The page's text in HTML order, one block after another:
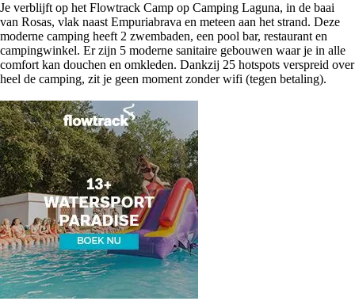
Je verblijft op het Flowtrack Camp op Camping Laguna, in de baai
van Rosas, vlak naast Empuriabrava en meteen aan het strand. Deze
moderne camping heeft 2 zwembaden, een pool bar, restaurant en
campingwinkel. Er zijn 5 moderne sanitaire gebouwen waar je in alle
comfort kan douchen en omkleden. Dankzij 25 hotspots verspreid over
heel de camping, zit je geen moment zonder wifi (tegen betaling).